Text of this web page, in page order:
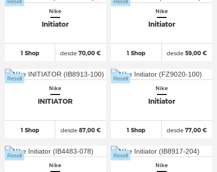
Nike
Initiator
1 Shop
Resell
desde 70,00 €
Nike
Initiator
1 Shop
Resell
desde 59,00 €
Nike
INITIATOR
1 Shop
Resell
desde87,00 €
Nike
Initiator
1 Shop
Resell
desde 77,00 €
Nike
Resell
Nike
Resell